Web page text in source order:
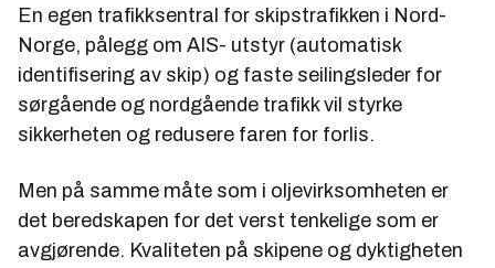
En egen trafikksentral for skipstrafikken i Nord-
Norge, pålegg om AIS- utstyr (automatisk
identifisering av skip) og faste seilingsleder for
sørgående og nordgående trafikk vil styrke
sikkerheten og redusere faren for forlis.
Men på samme måte som i oljevirksomheten er
det beredskapen for det verst tenkelige som er
avgjørende. Kvaliteten på skipene og dyktigheten